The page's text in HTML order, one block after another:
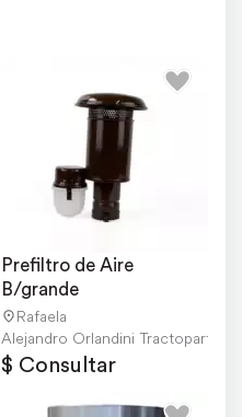
Prefiltro de Aire
B/grande
Rafaela
Alejandro Orlandini Tractopartes
$ Consultar